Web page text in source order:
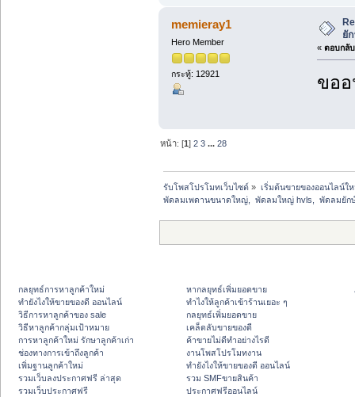
memieray1
Hero Member
กระทู้: 12921
ยั
« ตอบกลั
ขอ
หน้า: [1]2 3 ...28
รับโพสโปรโมทเว็บไซต์ » เริ่มต้นขายของออนไลน์ใ
พัดลมเพดานขนาดใหญ่,  พัดลมใหญ่ hvls,  พัดลมยัก
กลยุทธ์การหาลูกค้าใหม่
ทํายังไงให้ขายของดี ออนไลน์
วิธีการหาลูกค้าของ sale
วิธีหาลูกค้ากลุ่มเป้าหมาย
การหาลูกค้าใหม่ รักษาลูกค้าเก่า
ช่องทางการเข้าถึงลูกค้า
เพิ่มฐานลูกค้าใหม่
รวมเว็บลงประกาศฟรี ล่าสุด
รวมเว็บประกาศฟรี
หากลยุทธ์เพิ่มยอดขาย
ทําไงให้ลูกค้าเข้าร้านเยอะ ๆ
กลยุทธ์เพิ่มยอดขาย
เคล็ดลับขายของดี
ค้าขายไม่ดีทำอย่างไรดี
งานโพสโปรโมทงาน
ทํายังไงให้ขายของดี ออนไลน์
รวม SMFขายสินค้า
ประกาศฟรีออนไลน์